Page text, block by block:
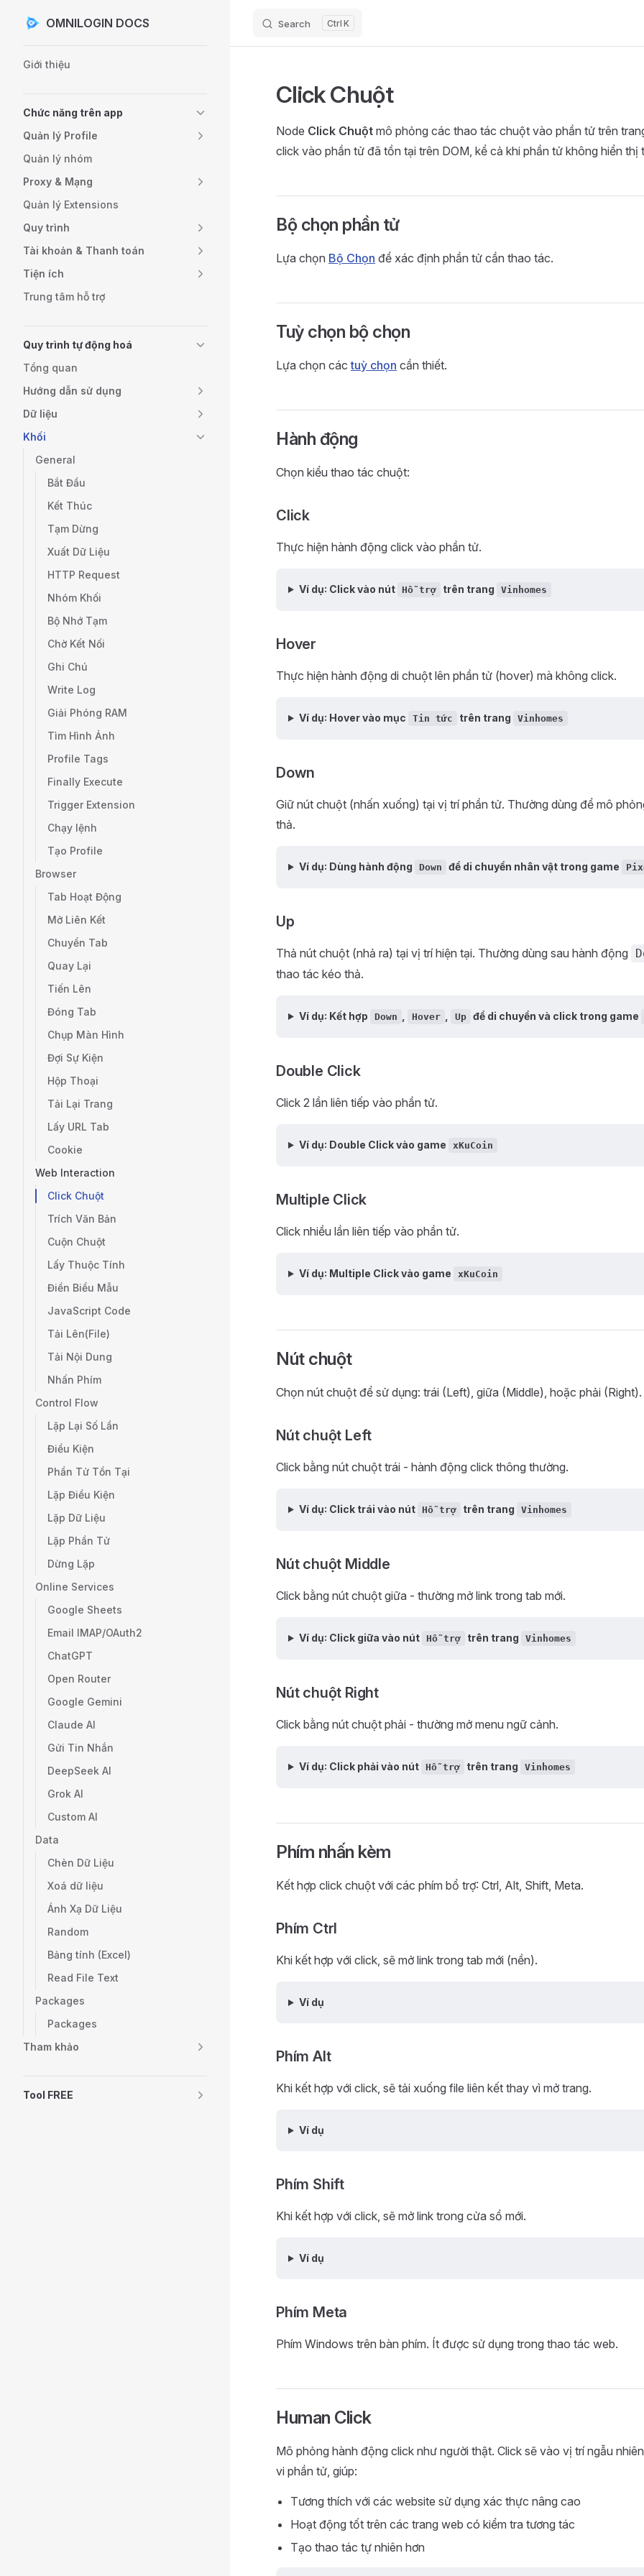
Skip to content
OMNILOGIN DOCS Search K
Giới thiệu
Chức năng trên app
Quản lý Profile
Quản lý nhóm
Proxy & Mạng
Quản lý Extensions
Quy trình
Tài khoản & Thanh toán
Tiện ích
Trung tâm hỗ trợ
Quy trình tự động hoá
Tổng quan
Hướng dẫn sử dụng
Dữ liệu
Khối
General
Bắt Đầu
Kết Thúc
Tạm Dừng
Xuất Dữ Liệu
HTTP Request
Nhóm Khối
Bộ Nhớ Tạm
Chờ Kết Nối
Ghi Chú
Write Log
Giải Phóng RAM
Tìm Hình Ảnh
Profile Tags
Finally Execute
Trigger Extension
Chạy lệnh
Tạo Profile
Browser
Tab Hoạt Động
Mở Liên Kết
Chuyển Tab
Quay Lại
Tiến Lên
Đóng Tab
Chụp Màn Hình
Đợi Sự Kiện
Hộp Thoại
Tải Lại Trang
Lấy URL Tab
Cookie
Web Interaction
Click Chuột
Trích Văn Bản
Cuộn Chuột
Lấy Thuộc Tính
Điền Biểu Mẫu
JavaScript Code
Tải Lên(File)
Tải Nội Dung
Nhấn Phím
Control Flow
Lặp Lại Số Lần
Điều Kiện
Phần Tử Tồn Tại
Lặp Điều Kiện
Lặp Dữ Liệu
Lặp Phần Tử
Dừng Lặp
Online Services
Google Sheets
Email IMAP/OAuth2
ChatGPT
Open Router
Google Gemini
Claude AI
Gửi Tin Nhắn
DeepSeek AI
Grok AI
Custom AI
Data
Chèn Dữ Liệu
Xoá dữ liệu
Ánh Xạ Dữ Liệu
Random
Bảng tính (Excel)
Read File Text
Packages
Packages
Tham khảo
Tool FREE
Click Chuột
Node Click Chuột mô phỏng các thao tác chuột vào phần tử trên
click vào phần tử đã tồn tại trên DOM, kể cả khi phần tử không hiển thị
Bộ chọn phần tử
Lựa chọn Bộ Chọn để xác định phần tử cần thao tác.
Tuỳ chọn bộ chọn
Lựa chọn cáctuỳ chọn cần thiết.
Hành động
Chọn kiểu thao tác chuột:
Click
Thực hiện hành động click vào phần tử.
Ví dụ: Click vào nút Hỗ trợ trên trang Vinhomes
Hover
Thực hiện hành động di chuột lên phần tử (hover) mà không click.
Ví dụ: Hover vào mục Tin tức trên trang Vinhomes
Down
Giữ nút chuột (nhấn xuống) tại vị trí phần tử. Thường dùng để mô
thả.
Ví dụ: Dùng hành động Down để di chuyển nhân vật trong game
Up
Thả nút chuột (nhả ra) tại vị trí hiện tại. Thường dùng sau hành động
thao tác kéo thả.
Ví dụ: Kết hợp Down Hover Up để di chuyển và click trong game
Double Click
Click 2 lần liên tiếp vào phần tử.
Ví dụ: Double Click vào game xKuCoin
Multiple Click
Click nhiều lần liên tiếp vào phần tử.
Ví dụ: Multiple Click vào game xKuCoin
Nút chuột
Chọn nút chuột để sử dụng: trái (Left), giữa (Middle), hoặc phải (Right).
Nút chuột Left
Click bằng nút chuột trái - hành động click thông thường.
Ví dụ: Click trái vào nút Hỗ trợ trên trang Vinhomes
Nút chuột Middle
Click bằng nút chuột giữa - thường mở link trong tab mới.
Ví dụ: Click giữa vào nút Hỗ trợ trên trang Vinhomes
Nút chuột Right
Click bằng nút chuột phải - thường mở menu ngữ cảnh.
Ví dụ: Click phải vào nút Hỗ trợ trên trang Vinhomes
Phím nhấn kèm
Kết hợp click chuột với các phím bổ trợ: Ctrl, Alt, Shift, Meta.
Phím Ctrl
Khi kết hợp với click, sẽ mở link trong tab mới (nền).
Ví dụ
Phím Alt
Khi kết hợp với click, sẽ tải xuống file liên kết thay vì mở trang.
Ví dụ
Phím Shift
Khi kết hợp với click, sẽ mở link trong cửa sổ mới.
Ví dụ
Phím Meta
Phím Windows trên bàn phím. Ít được sử dụng trong thao tác web.
Human Click
Mô phỏng hành động click như người thật. Click sẽ vào vị trí ngẫu
vi phần tử, giúp:
Tương thích với các website sử dụng xác thực nâng cao
Hoạt động tốt trên các trang web có kiểm tra tương tác
Tạo thao tác tự nhiên hơn